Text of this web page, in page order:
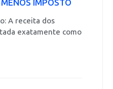
IMPOSTO
A receita dos
exatamente como